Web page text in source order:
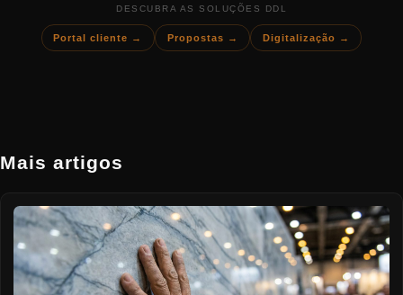
DESCUBRA AS SOLUÇÕES DDL
Portal cliente → Propostas → Digitalização →
Mais artigos